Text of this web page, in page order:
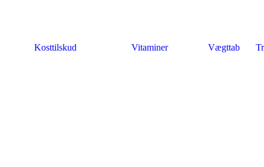
Kosttilskud Vitaminer Vægttab